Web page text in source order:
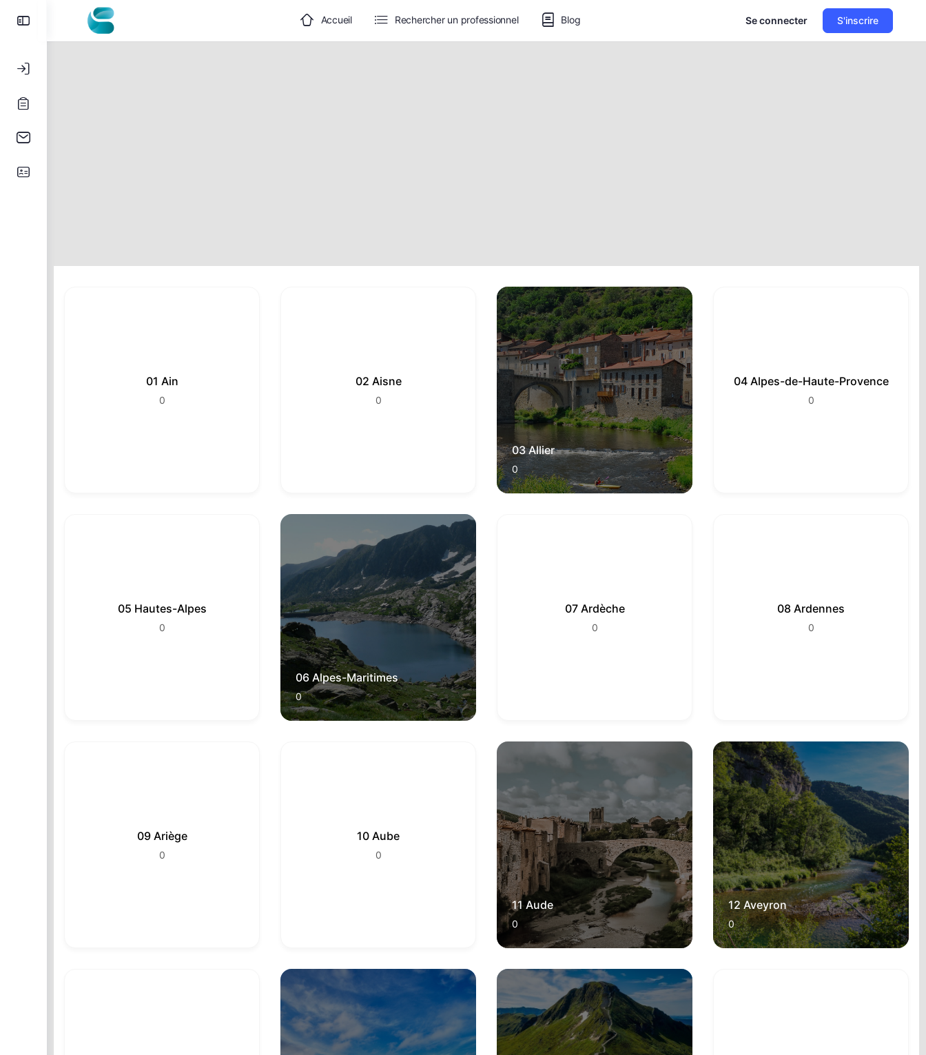
Accueil Rechercher un professionnel Blog Se connecter S'inscrire
01 Ain
0
02 Aisne
0
03 Allier
0
04 Alpes-de-Haute-Provence
0
05 Hautes-Alpes
0
06 Alpes-Maritimes
0
07 Ardèche
0
08 Ardennes
0
09 Ariège
0
10 Aube
0
11 Aude
0
12 Aveyron
0